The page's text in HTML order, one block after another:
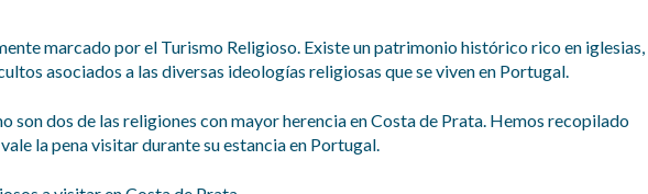
marcado por el Turismo Religioso. Existe un patrimonio histórico rico en iglesias,
asociados a las diversas ideologías religiosas que se viven en Portugal.
son dos de las religiones con mayor herencia en Costa de Prata. Hemos recopilado
la pena visitar durante su estancia en Portugal.